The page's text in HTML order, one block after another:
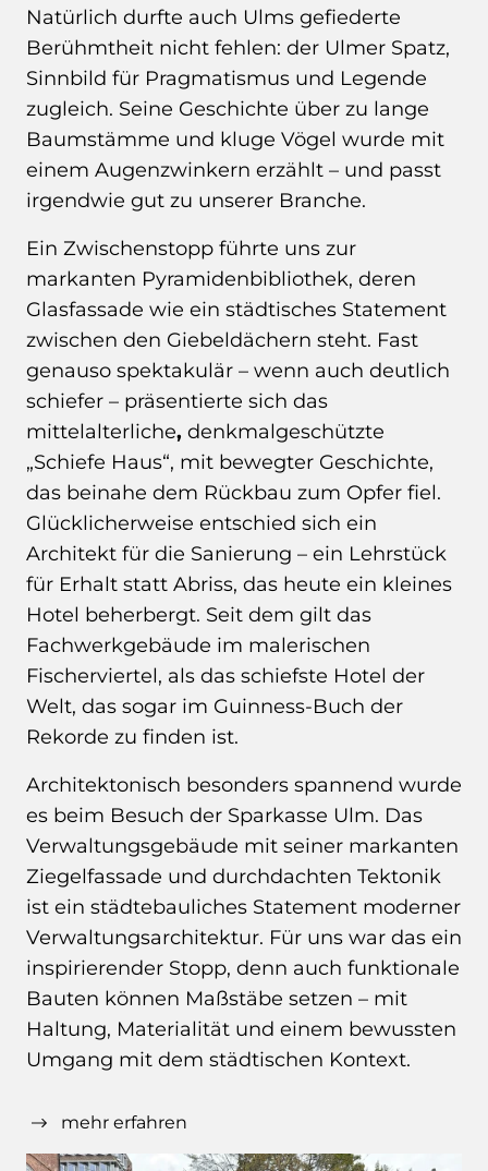
Natürlich durfte auch Ulms gefiederte
Berühmtheit nicht fehlen: der Ulmer Spatz,
Sinnbild für Pragmatismus und Legende
zugleich. Seine Geschichte über zu lange
Baumstämme und kluge Vögel wurde mit
einem Augenzwinkern erzählt – und passt
irgendwie gut zu unserer Branche.
Ein Zwischenstopp führte uns zur
markanten Pyramidenbibliothek, deren
Glasfassade wie ein städtisches Statement
zwischen den Giebeldächern steht. Fast
genauso spektakulär – wenn auch deutlich
schiefer – präsentierte sich das
mittelalterliche, denkmalgeschützte
„Schiefe Haus“, mit bewegter Geschichte,
das beinahe dem Rückbau zum Opfer fiel.
Glücklicherweise entschied sich ein
Architekt für die Sanierung – ein Lehrstück
für Erhalt statt Abriss, das heute ein kleines
Hotel beherbergt. Seit dem gilt das
Fachwerkgebäude im malerischen
Fischerviertel, als das schiefste Hotel der
Welt, das sogar im Guinness-Buch der
Rekorde zu finden ist.
Architektonisch besonders spannend wurde
es beim Besuch der Sparkasse Ulm. Das
Verwaltungsgebäude mit seiner markanten
Ziegelfassade und durchdachten Tektonik
ist ein städtebauliches Statement moderner
Verwaltungsarchitektur. Für uns war das ein
inspirierender Stopp, denn auch funktionale
Bauten können Maßstäbe setzen – mit
Haltung, Materialität und einem bewussten
Umgang mit dem städtischen Kontext.
mehr erfahren